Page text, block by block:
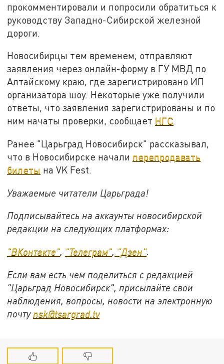
прокомментировали и попросили обратиться к
руководству Западно-Сибирской железной
дороги.
Новосибирцы тем временем, отправляют
заявления через онлайн-форму в ГУ МВД по
Алтайскому краю, где зарегистрировано ИП
организатора шоу. Некоторые уже получили
ответы, что заявления зарегистрированы и по
ним начаты проверки, сообщает НГС.
Ранее "Царьград Новосибирск" рассказывал,
что в Новосибирске начали перепродавать
билеты на VK Fest.
Уважаемые читатели Царьграда!
Подписывайтесь на аккаунты новосибирской
редакции на следующих платформах:
"ВКонтакте", "Телеграм", "Дзен".
Если вам есть чем поделиться с редакцией
"Царьград Новосибирск", присылайте свои
наблюдения, вопросы, новости на электронную
почту nsk@tsargrad.tv